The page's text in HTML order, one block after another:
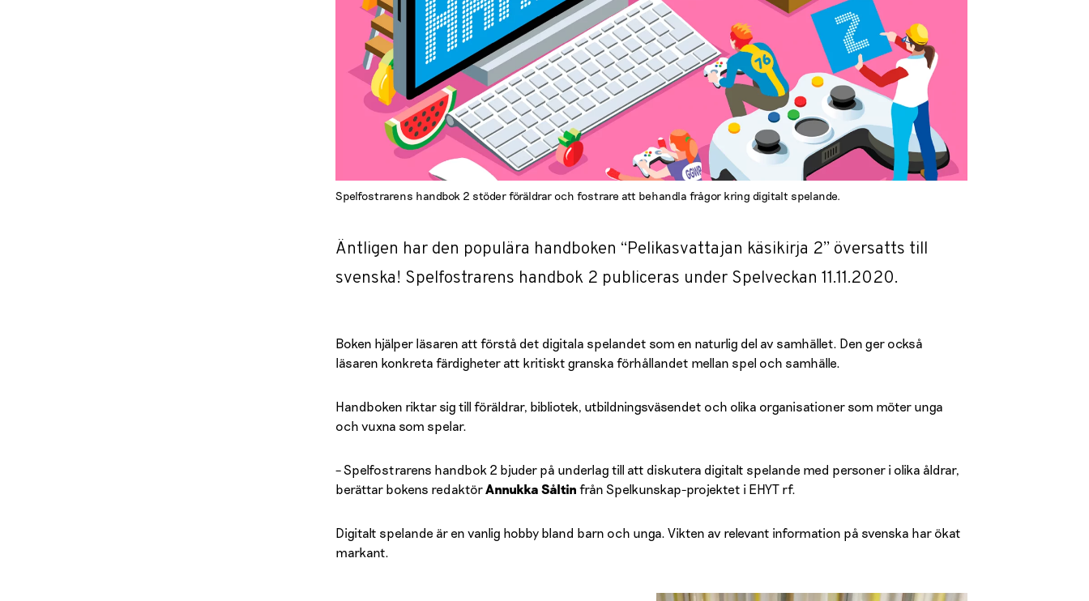
Spelfostrarens handbok 2 stöder föräldrar och fostrare att behandla frågor kring digitalt spelande.
Äntligen har den populära handboken “Pelikasvattajan käsikirja 2” översatts till
svenska! Spelfostrarens handbok 2 publiceras under Spelveckan 11.11.2020.
Boken hjälper läsaren att förstå det digitala spelandet som en naturlig del av samhället. Den ger också
läsaren konkreta färdigheter att kritiskt granska förhållandet mellan spel och samhälle.
Handboken riktar sig till föräldrar, bibliotek, utbildningsväsendet och olika organisationer som möter unga
och vuxna som spelar.
– Spelfostrarens handbok 2 bjuder på underlag till att diskutera digitalt spelande med personer i olika åldrar,
berättar bokens redaktörAnnukka Såltin från Spelkunskap-projektet i EHYT rf.
Digitalt spelande är en vanlig hobby bland barn och unga. Vikten av relevant information på svenska har ökat
markant.